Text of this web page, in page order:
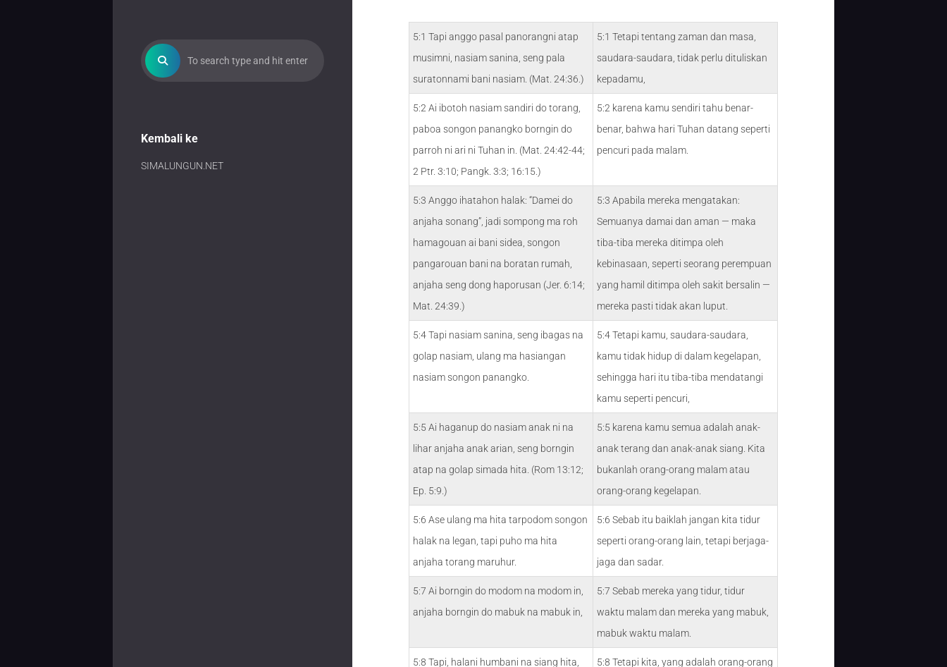
Kembali ke
SIMALUNGUN.NET
5:1 Tapi anggo pasal panorangni atap
musimni, nasiam sanina, seng pala
suratonnami bani nasiam. (Mat. 24:36.)
5:1 Tetapi tentang zaman dan masa,
saudara-saudara, tidak perlu dituliskan
kepadamu,
5:2 Ai ibotoh nasiam sandiri do torang,
paboa songon panangko borngin do
parroh ni ari ni Tuhan in. (Mat. 24:42-44;
2 Ptr. 3:10; Pangk. 3:3; 16:15.)
5:2 karena kamu sendiri tahu benar-
benar, bahwa hari Tuhan datang seperti
pencuri pada malam.
5:3 Anggo ihatahon halak: “Damei do
anjaha sonang”, jadi sompong ma roh
hamagouan ai bani sidea, songon
pangarouan bani na boratan rumah,
anjaha seng dong haporusan (Jer. 6:14;
Mat. 24:39.)
5:3 Apabila mereka mengatakan:
Semuanya damai dan aman — maka
tiba-tiba mereka ditimpa oleh
kebinasaan, seperti seorang perempuan
yang hamil ditimpa oleh sakit bersalin —
mereka pasti tidak akan luput.
5:4 Tapi nasiam sanina, seng ibagas na
golap nasiam, ulang ma hasiangan
nasiam songon panangko.
5:4 Tetapi kamu, saudara-saudara,
kamu tidak hidup di dalam kegelapan,
sehingga hari itu tiba-tiba mendatangi
kamu seperti pencuri,
5:5 Ai haganup do nasiam anak ni na
lihar anjaha anak arian, seng borngin
atap na golap simada hita. (Rom 13:12;
Ep. 5:9.)
5:5 karena kamu semua adalah anak-
anak terang dan anak-anak siang. Kita
bukanlah orang-orang malam atau
orang-orang kegelapan.
5:6 Ase ulang ma hita tarpodom songon
halak na legan, tapi puho ma hita
anjaha torang maruhur.
5:6 Sebab itu baiklah jangan kita tidur
seperti orang-orang lain, tetapi berjaga-
jaga dan sadar.
5:7 Ai borngin do modom na modom in,
anjaha borngin do mabuk na mabuk in,
5:7 Sebab mereka yang tidur, tidur
waktu malam dan mereka yang mabuk,
mabuk waktu malam.
5:8 Tapi, halani humbani na siang hita,
5:8 Tetapi kita, yang adalah orang-orang